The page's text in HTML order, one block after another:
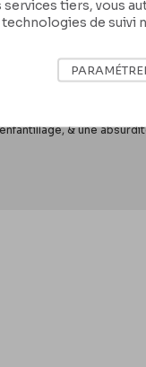
Belgique, III/
Demi-Lune.Mon
naturellement bien
moment donné.Puis
pour eux, qui
parce que c’est
& une
services tiers, vous
technologies de suivi